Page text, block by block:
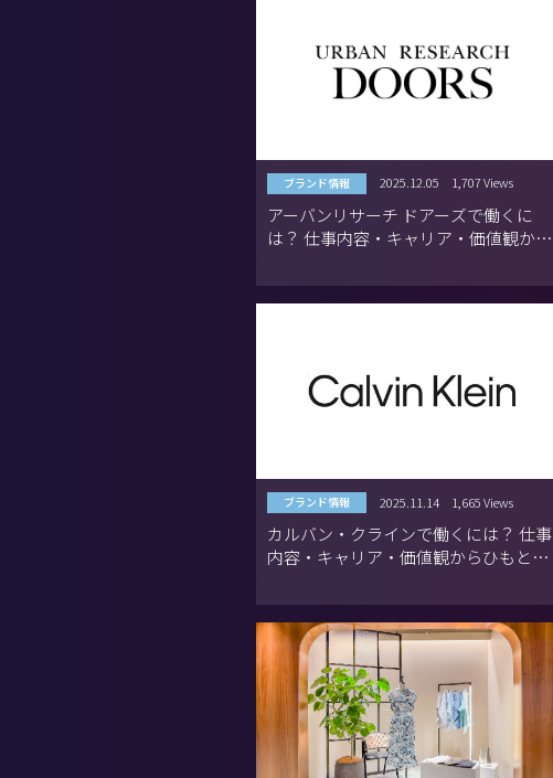
ブランド情報 2025.12.05 1,707 Views
アーバンリサーチ ドアーズで働くに
は？ 仕事内容・キャリア・価値観から
ブランド情報 2025.11.14 1,665 Views
カルバン・クラインで働くには？ 仕事
内容・キャリア・価値観からひもとく